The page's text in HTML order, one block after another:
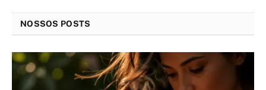
NOSSOS POSTS